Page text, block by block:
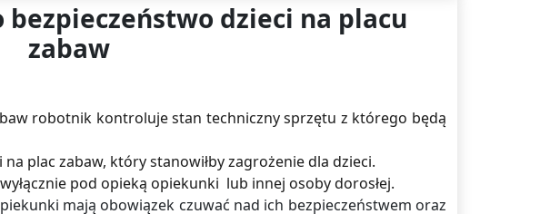
bezpieczeństwo dzieci na placu
zabaw
robotnik kontroluje stan techniczny sprzętu z którego będą
plac zabaw, który stanowiłby zagrożenie dla dzieci.
pod opieką opiekunki lub innej osoby dorosłej.
mają obowiązek czuwać nad ich bezpieczeństwem oraz